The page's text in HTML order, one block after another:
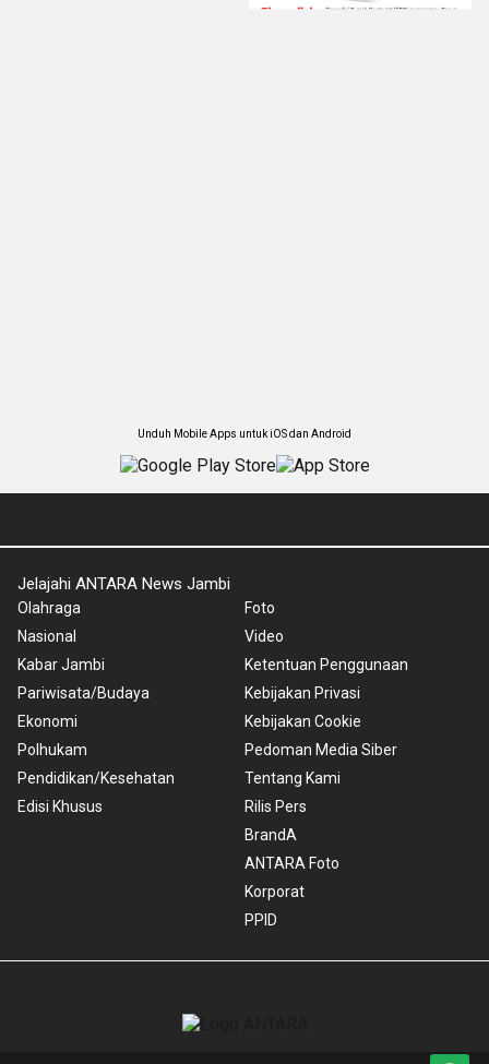
Unduh Mobile Apps untuk iOS dan Android
Jelajahi ANTARA News Jambi
Olahraga
Nasional
Kabar Jambi
Pariwisata/Budaya
Ekonomi
Polhukam
Pendidikan/Kesehatan
Edisi Khusus
Foto
Video
Ketentuan Penggunaan
Kebijakan Privasi
Kebijakan Cookie
Pedoman Media Siber
Tentang Kami
Rilis Pers
BrandA
ANTARA Foto
Korporat
PPID